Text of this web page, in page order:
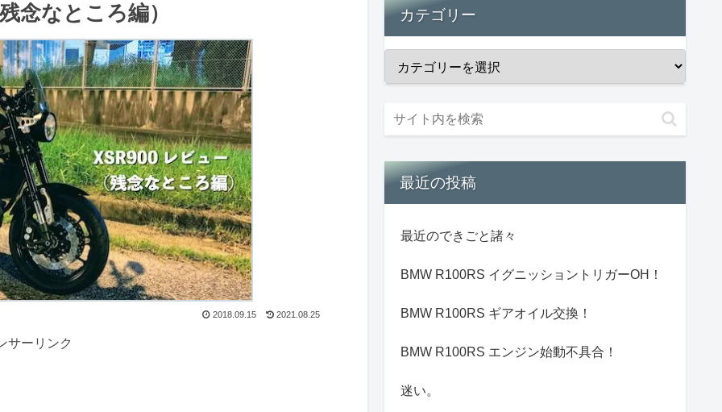
念なところ編）
2018.09.15 2021.08.25
サーリンク
カテゴリー
最近の投稿
最近のできごと諸々
BMW R100RS イグニッショントリガーOH！
BMW R100RS ギアオイル交換！
BMW R100RS エンジン始動不具合！
迷い。